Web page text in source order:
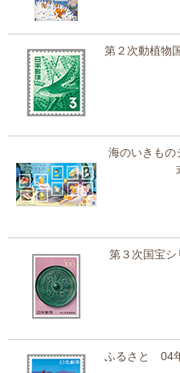
第２次動植物
海のいきもの
第３次国宝
ふるさと 04